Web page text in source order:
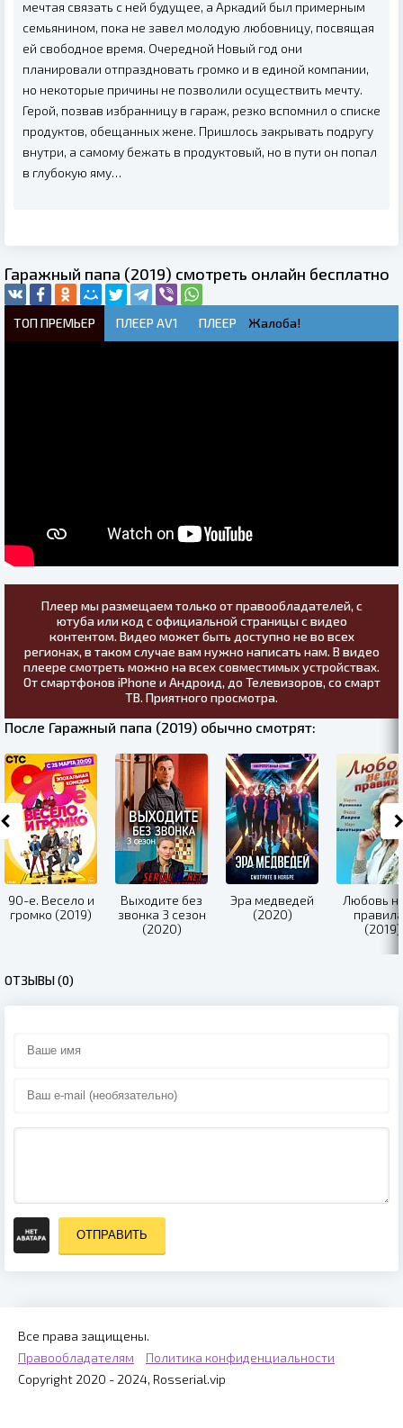
мечтая связать с ней будущее, а Аркадий был примерным
семьянином, пока не завел молодую любовницу, посвящая
ей свободное время. Очередной Новый год они
планировали отпраздновать громко и в единой компании,
но некоторые причины не позволили осуществить мечту.
Герой, позвав избранницу в гараж, резко вспомнил о списке
продуктов, обещанных жене. Пришлось закрывать подругу
внутри, а самому бежать в продуктовый, но в пути он попал
в глубокую яму…
Гаражный папа (2019) смотреть онлайн бесплатно
ТОП ПРЕМЬЕР ПЛЕЕР AV1 ПЛЕЕР Жалоба!
Плеер мы размещаем только от правообладателей, с
ютуба или код с официальной страницы с видео
контентом. Видео может быть доступно не во всех
регионах, в таком случае вам нужно написать нам. В видео
плеере смотреть можно на всех совместимых устройствах.
От смартфонов iPhone и Андроид, до Телевизоров, со смарт
ТВ. Приятного просмотра.
После Гаражный папа (2019) обычно смотрят:
90-е. Весело и
громко (2019)
Выходите без
звонка 3 сезон
(2020)
Эра медведей
(2020)
Любовь
(2019)
ОТЗЫВЫ (0)
ОТПРАВИТЬ
Все права защищены.
Правообладателям
Политика конфиденциальности
Copyright 2020 - 2024, Rosserial.vip